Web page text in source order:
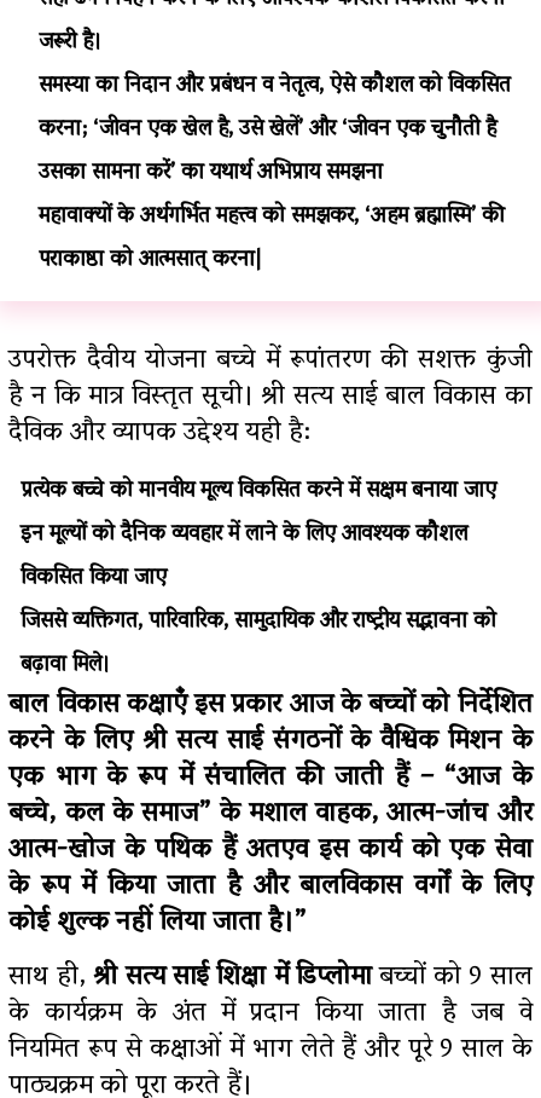
जरूरी है।
समस्या का निदान और प्रबंधन व नेतृत्व, ऐसे कौशल को विकसित
करना; ‘जीवन एक खेल है, उसे खेलें’ और ‘जीवन एक चुनौती है
उसका सामना करें’ का यथार्थ अभिप्राय समझना
महावाक्यों के अर्थगर्भित महत्त्व को समझकर, ‘अहम ब्रह्मास्मि’ की
पराकाष्ठा को आत्मसात् करना|
उपरोक्त दैवीय योजना बच्चे में रूपांतरण की सशक्त कुंजी
है न कि मात्र विस्तृत सूची। श्री सत्य साई बाल विकास का
दैविक और व्यापक उद्देश्य यही है:
प्रत्येक बच्चे को मानवीय मूल्य विकसित करने में सक्षम बनाया जाए
इन मूल्यों को दैनिक व्यवहार में लाने के लिए आवश्यक कौशल
विकसित किया जाए
जिससे व्यक्तिगत, पारिवारिक, सामुदायिक और राष्ट्रीय सद्भावना को
बढ़ावा मिले।
बाल विकास कक्षाएंँ इस प्रकार आज के बच्चों को निर्देशित
करने के लिए श्री सत्य साई संगठनों के वैश्विक मिशन के
एक भाग के रूप में संचालित की जाती हैं – “आज के
बच्चे, कल के समाज” के मशाल वाहक, आत्म-जांच और
आत्म-खोज के पथिक हैं अतएव इस कार्य को एक सेवा
के रूप में किया जाता है और बालविकास वर्गों के लिए
कोई शुल्क नहीं लिया जाता है।”
साथ ही,श्री सत्य साई शिक्षा में डिप्लोमाबच्चों को 9 साल
के कार्यक्रम के अंत में प्रदान किया जाता है जब वे
नियमित रूप से कक्षाओं में भाग लेते हैं और पूरे 9 साल के
पाठ्यक्रम को पूरा करते हैं।